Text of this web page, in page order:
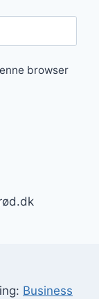
browser
Business